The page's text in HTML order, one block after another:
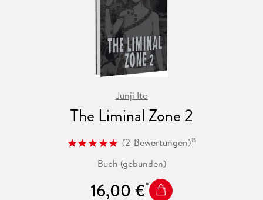
Junji Ito
The Liminal Zone 2
(2 Bewertungen)15
Buch (gebunden)
16,00 €